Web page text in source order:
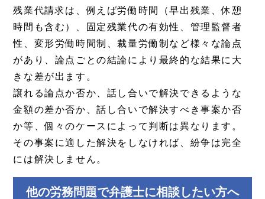
残業代請求は、例えば労働時間（早出残業、休憩
時間も含む）、固定残業代の有効性、管理監督者
性、変形労働時間制、裁量労働制など様々な論点
があり、論点ごとの結論により最終的な結果に大
きな差が出ます。
譲れる論点か否か、話し合いで解決できるような
金額の差か否か、話し合いで解決すべき事案か否
か等、個々のケースによって判断は異なります。
その事案に適した解決をしなければ、紛争は完全
には解決しません。
他の労務問題で弁護士に相談したい方へ